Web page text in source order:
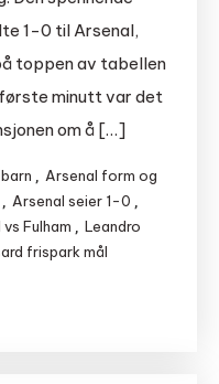
1-0 til Arsenal,
toppen av tabellen
minutt var det
om å […]
, Arsenal form og
, Arsenal seier 1-0 ,
Fulham , Leandro
frispark mål